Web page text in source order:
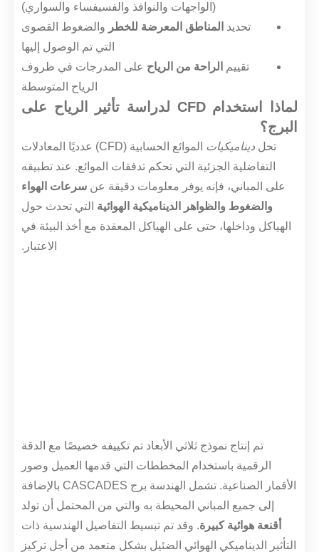
(الواجهات والنوافذ والفسيفساء والسواري)
تحديدالمناطق المعرضة للخطروالضغوط القصوى
التي تم الوصول إليها
تقييمالراحة من الرياحعلى المدرجات في ظروف
الرياح المتوسطة
لماذا استخدام CFD لدراسة تأثير الرياح على
البرج؟
تحلديناميكيات
الموائع الحسابية (CFD) عدديًا المعادلات
التفاضلية الجزئية التي تحكم تدفقات الموائع. عند تطبيقه
على المباني، فإنه يوفر معلومات دقيقة عنسرعات الهواء
والضغوط والظواهر الديناميكية الهوائيةالتي تحدث حول
الهياكل وداخلها، حتى على الهياكل المعقدة مع أخذ البيئة في
الاعتبار.
تم إنتاج نموذج ثلاثي الأبعاد تم تكييفه خصيصًا مع الدقة
الرقمية باستخدام المخططات التي قدمها العميل وصور
الأقمار الصناعية. تشمل الهندسة برج CASCADES بالإضافة
إلى جميع المباني المحيطة به والتي من المحتمل أن تولد
أقنعة هوائية كبيرة. وقد تم تبسيط التفاصيل الهندسية ذات
التأثير الديناميكي الهوائي الضئيل بشكل متعمد من أجل تركيز